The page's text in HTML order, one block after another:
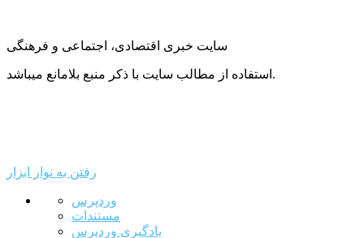
سایت خبری اقتصادی، اجتماعی و فرهنگی
استفاده از مطالب سایت با ذکر منبع بلامانع میباشد.
رفتن به نوار ابزار
درباره
وردپرس
وردپرس
مستندات
یادگیری وردپرس